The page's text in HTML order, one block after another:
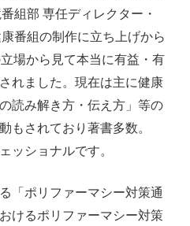
組部 専任ディレクター・
番組の制作に立ち上げから
場から見て本当に有益・有
れました。現在は主に健康
読み解き方・伝え方」等の
もされており著書多数。
ッショナルです。
「ポリファーマシー対策通
けるポリファーマシー対策